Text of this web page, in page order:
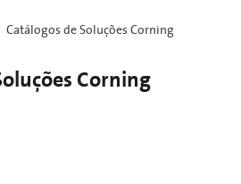
Catálogos de Soluções Corning
Corning